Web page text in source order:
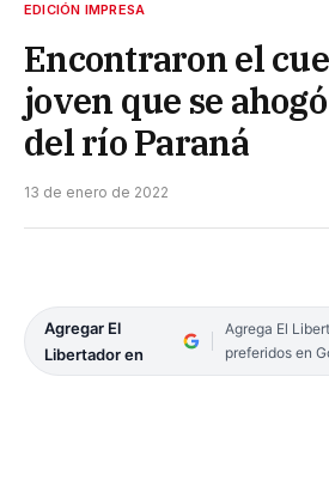
EDICIÓN IMPRESA
Encontraron el
joven que se
del río Paraná
13 de enero de 2022
Agregar El
Libertador en
Agrega El
preferidos en